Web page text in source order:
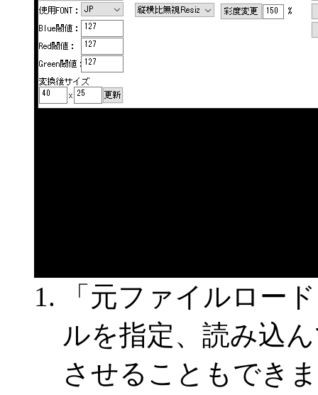
「元ファイルロー
ルを指定、読み込
させることもでき